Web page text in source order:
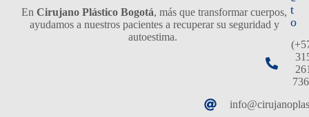
En Cirujano Plástico Bogotá, más que transformar cuerpos,
ayudamos a nuestros pacientes a recuperar su seguridad y
autoestima.
t
o